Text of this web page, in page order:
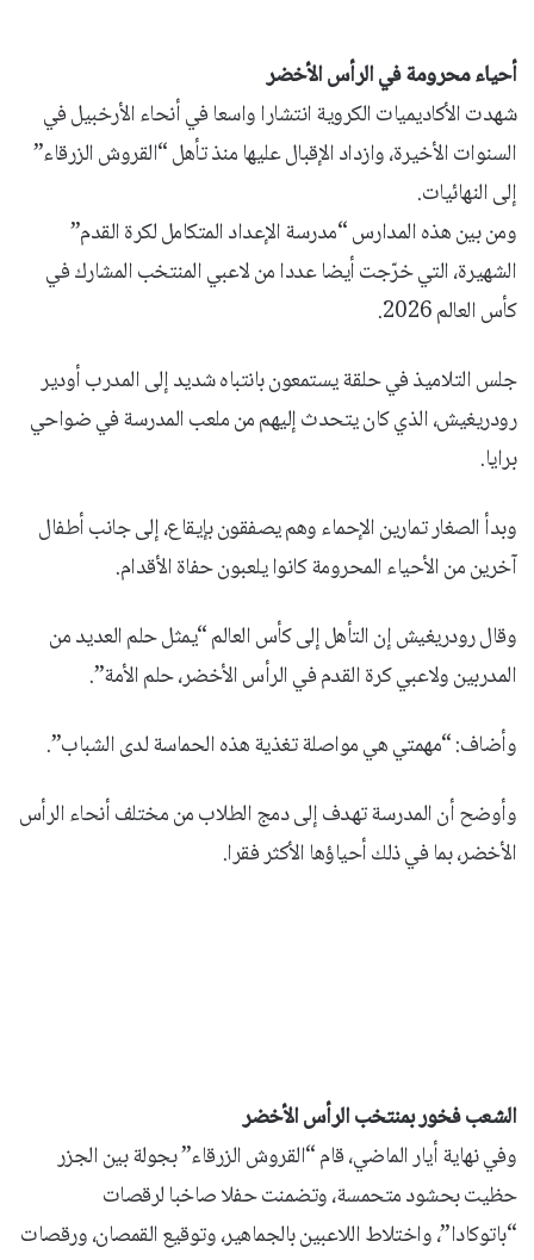
أحياء محرومة في الرأس الأخضر
شهدت الأكاديميات الكروية انتشارا واسعا في أنحاء الأرخبيل في
السنوات الأخيرة، وازداد الإقبال عليها منذ تأهل “القروش الزرقاء”
إلى النهائيات.
ومن بين هذه المدارس “مدرسة الإعداد المتكامل لكرة القدم”
الشهيرة، التي خرّجت أيضا عددا من لاعبي المنتخب المشارك في
كأس العالم 2026.
جلس التلاميذ في حلقة يستمعون بانتباه شديد إلى المدرب أودير
رودريغيش، الذي كان يتحدث إليهم من ملعب المدرسة في ضواحي
برايا.
وبدأ الصغار تمارين الإحماء وهم يصفقون بإيقاع، إلى جانب أطفال
آخرين من الأحياء المحرومة كانوا يلعبون حفاة الأقدام.
وقال رودريغيش إن التأهل إلى كأس العالم “يمثل حلم العديد من
المدربين ولاعبي كرة القدم في الرأس الأخضر، حلم الأمة”.
وأضاف: “مهمتي هي مواصلة تغذية هذه الحماسة لدى الشباب”.
وأوضح أن المدرسة تهدف إلى دمج الطلاب من مختلف أنحاء الرأس
الأخضر، بما في ذلك أحياؤها الأكثر فقرا.
الشعب فخور بمنتخب الرأس الأخضر
وفي نهاية أيار الماضي، قام “القروش الزرقاء” بجولة بين الجزر
حظيت بحشود متحمسة، وتضمنت حفلا صاخبا لرقصات
“باتوكادا”، واختلاط اللاعبين بالجماهير، وتوقيع القمصان، ورقصات